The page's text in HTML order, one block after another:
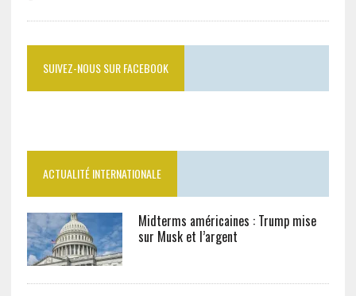
SUIVEZ-NOUS SUR FACEBOOK
ACTUALITÉ INTERNATIONALE
Midterms américaines : Trump mise
sur Musk et l’argent